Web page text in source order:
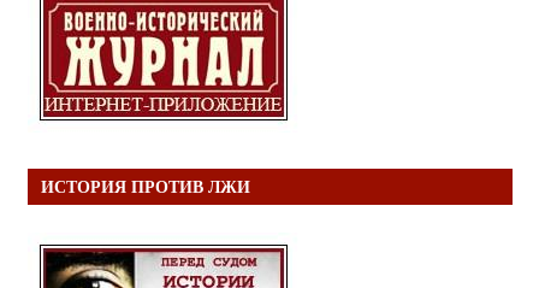
ИСТОРИЯ ПРОТИВ ЛЖИ